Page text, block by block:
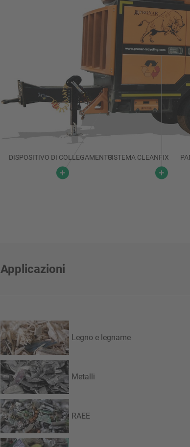
DISPOSITIVO DI COLLEGAMENTOSISTEMA CLEANFIX
Applicazioni
Legno e legname
Metalli
RAEE